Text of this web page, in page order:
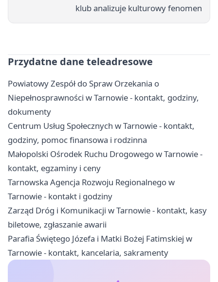
klub analizuje kulturowy fenomen
Przydatne dane teleadresowe
Powiatowy Zespół do Spraw Orzekania o
Niepełnosprawności w Tarnowie - kontakt, godziny,
dokumenty
Centrum Usług Społecznych w Tarnowie - kontakt,
godziny, pomoc finansowa i rodzinna
Małopolski Ośrodek Ruchu Drogowego w Tarnowie -
kontakt, egzaminy i ceny
Tarnowska Agencja Rozwoju Regionalnego w
Tarnowie - kontakt i godziny
Zarząd Dróg i Komunikacji w Tarnowie - kontakt, kasy
biletowe, zgłaszanie awarii
Parafia Świętego Józefa i Matki Bożej Fatimskiej w
Tarnowie - kontakt, kancelaria, sakramenty